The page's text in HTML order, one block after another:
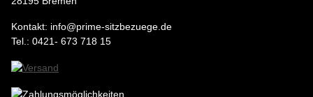
Kontakt: info@prime-sitzbezuege.de
Tel.: 0421- 673 718 15